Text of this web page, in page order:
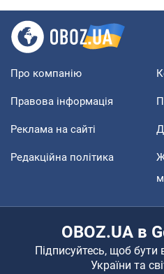
Про компанію
Правова інформація
Реклама на сайті
Редакційна політика
OBOZ.UA в
Підписуйтесь, щоб бути
України та